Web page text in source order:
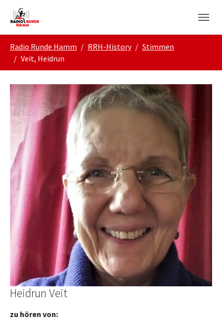
Skip to main navigation
Zum Hauptinhalt springen
Skip to page footer
Radio Runde Hamm RRH-History
Stimmen
Veit, Heidrun
Heidrun Veit
zu hören von: